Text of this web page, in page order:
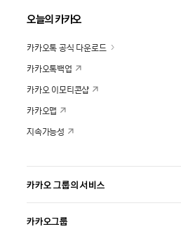
오늘의 카카오
카카오톡 공식 다운로드
카카오톡백업
카카오 이모티콘샵
카카오맵
지속가능성
카카오 그룹의 서비스
카카오그룹